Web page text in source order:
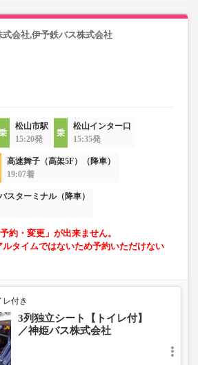
式会社,伊予鉄バス株式会社
松山市駅
15:20発
松山インター口
15:35発
高速舞子（高架5F）（降車）
19:07着
スターミナル（降車）
約・変更」が出来ません。
ルタイムではないため予約いただけない
レ付き
3列独立シート【トイレ付】
／神姫バス株式会社